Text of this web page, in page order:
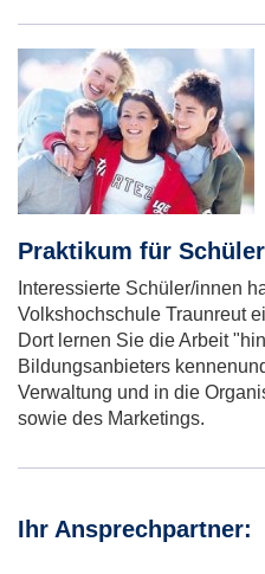
Praktikum für
Interessierte Schüler/innen
Volkshochschule Traunreut
Dort lernen Sie die Arbeit
Bildungsanbieters
Verwaltung und in die
sowie des Marketings.
Ihr Ansprechpartner: